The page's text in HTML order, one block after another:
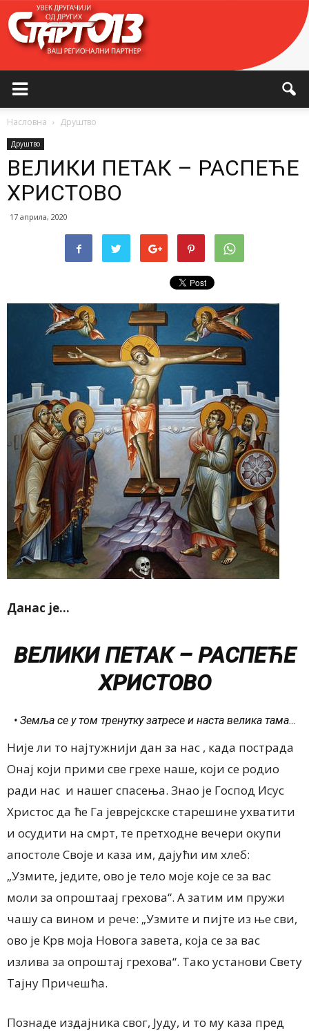
Насловна Друштво
Друштво
ВЕЛИКИ ПЕТАК – РАСПЕЋЕ
ХРИСТОВО
17 априла, 2020
Данас је…
ВЕЛИКИ ПЕТАК – РАСПЕЋЕ
ХРИСТОВО
• Земља се у том тренутку затресе и наста велика тама…
Није ли то најтужнији дан за нас , када пострада
Онај који прими све грехе наше, који се родио
ради нас и нашег спасења. Знао је Господ Исус
Христос да ће Га јеврејскске старешине ухватити
и осудити на смрт, те претходне вечери окупи
апостоле Своје и каза им, дајући им хлеб:
„Узмите, једите, ово је тело моје које се за вас
моли за опроштаај грехова“. А затим им пружи
чашу са вином и рече: „Узмите и пијте из ње сви,
ово је Крв моја Новога завета, која се за вас
излива за опроштај грехова“. Тако установи Свету
Тајну Причешћа.
Познаде издајника свог, Јуду, и то му каза пред